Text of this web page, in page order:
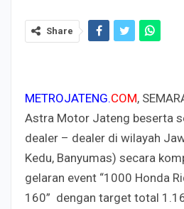
Share
METROJATENG.COM,
Astra Motor Jateng beserta
dealer – dealer di wilayah
Kedu, Banyumas) secara
gelaran event “1000 Honda
160” dengan target total